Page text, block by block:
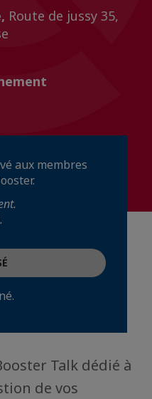
Route de jussy 35,
aux membres
Talk dédié à
de vos